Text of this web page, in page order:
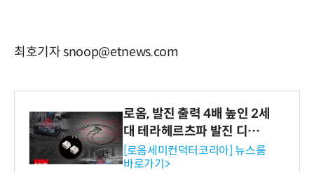
최호기자 snoop@etnews.com
로옴, 발진 출력 4배 높인 2세
대 테라헤르츠파 발진 디바이
스 개발
[로옴세미컨덕터코리아] 뉴스룸
바로가기>